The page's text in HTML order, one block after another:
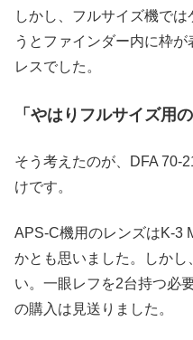
しかし、フルサイズ機で
うとファインダー内に枠
レスでした。
「やはりフルサイズ用
そう考えたのが、DFA 70-
けです。
APS-C機用のレンズはK-3
かとも思いました。しか
い。一眼レフを2台持つ必
の購入は見送りました。